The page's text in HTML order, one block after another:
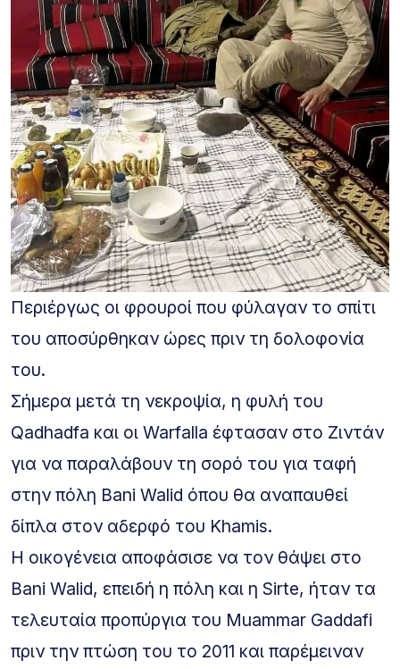
Περιέργως οι φρουροί που φύλαγαν το σπίτι
του αποσύρθηκαν ώρες πριν τη δολοφονία
του.
Σήμερα μετά τη νεκροψία, η φυλή του
Qadhadfa και οι Warfalla έφτασαν στο Ζιντάν
για να παραλάβουν τη σορό του για ταφή
στην πόλη Bani Walid όπου θα αναπαυθεί
δίπλα στον αδερφό του Khamis.
Η οικογένεια αποφάσισε να τον θάψει στο
Bani Walid, επειδή η πόλη και η Sirte, ήταν τα
τελευταία προπύργια του Muammar Gaddafi
πριν την πτώση του το 2011 και παρέμειναν